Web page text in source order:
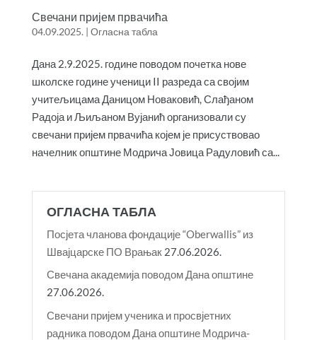
Свечани пријем првачића
04.09.2025. | Огласна табла
Дана 2.9.2025. године поводом почетка нове
школске године ученици II разреда са својим
учитељицама Даницом Новаковић, Слађаном
Радоја и Љиљаном Вујанић организовали су
свечани пријем првачића којем је присуствовао
начелник општине Модрича Јовица Радуловић са...
ОГЛАСНА ТАБЛА
Посјета чланова фондације “Oberwallis” из
Швајцарске ПО Врањак 27.06.2026.
Свечана академија поводом Дана општине
27.06.2026.
Свечани пријем ученика и просвјетних
радника поводом Дана општине Модрича-